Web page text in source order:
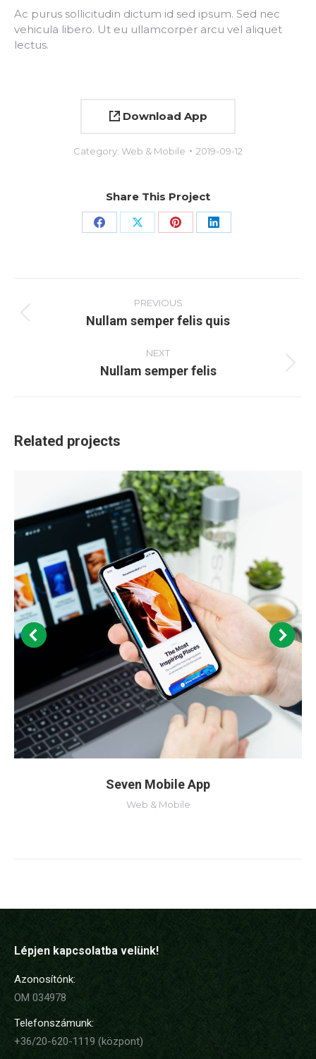
Ac purus sollicitudin dictum id sed ipsum. Sed nec
vehicula libero. Ut eu ullamcorper arcu vel aliquet
lectus.
Download App
Category: Web & Mobile 2019-09-12
Share This Project
Share Share Share Share
navigation
PREVIOUS
Previous
Nullam semper felis quis
NEXT
Next
Nullam semper felis
Related projects
Seven Mobile App
Web & Mobile
Lépjen kapcsolatba velünk!
Azonosítónk:
OM 034978
Telefonszámunk:
+36/20-620-1119 (központ)